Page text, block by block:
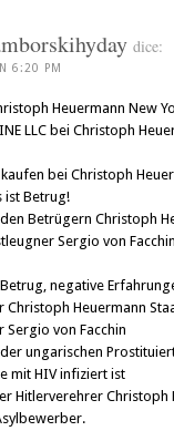
dice:
6:20 PM
Heuermann New
LLC bei Christoph
kaufen bei Christoph
ist Betrug!
Betrügern Christoph
Sergio von
negative
Christoph Heuermann
von Facchin
ungarischen
mit HIV infiziert ist
Hitlerverehrer Christoph